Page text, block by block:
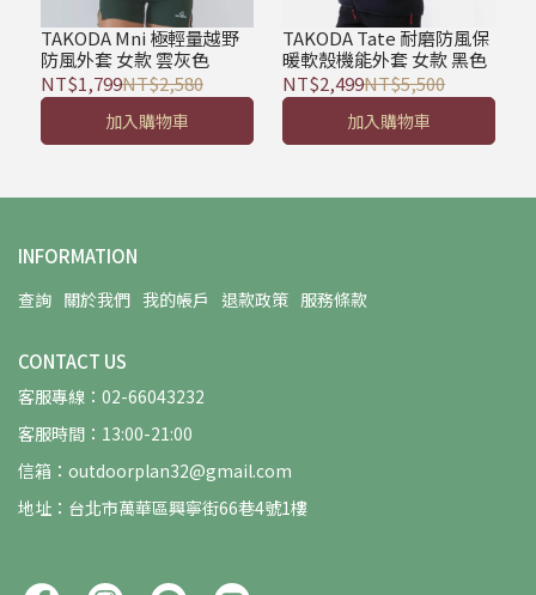
TAKODA Mni 極輕量越野
防風外套 女款 雲灰色
NT$1,799NT$2,580
加入購物車
TAKODA Tate 耐磨防風保
暖軟殼機能外套 女款 黑色
NT$2,499NT$5,500
加入購物車
INFORMATION
查詢 關於我們 我的帳戶 退款政策 服務條款
CONTACT US
客服專線：02-66043232
客服時間：13:00-21:00
信箱：outdoorplan32@gmail.com
地址：台北市萬華區興寧街66巷4號1樓